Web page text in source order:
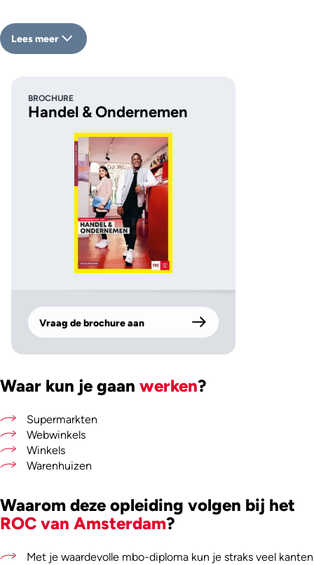
Lees meer
BROCHURE
Handel & Ondernemen
Vraag de brochure aan
Waar kun je gaan werken?
Supermarkten
Webwinkels
Winkels
Warenhuizen
Waarom deze opleiding volgen bij het
ROC van Amsterdam?
Met je waardevolle mbo-diploma kun je straks veel kanten